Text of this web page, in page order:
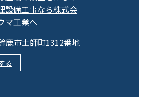
市土師町1312番地
る